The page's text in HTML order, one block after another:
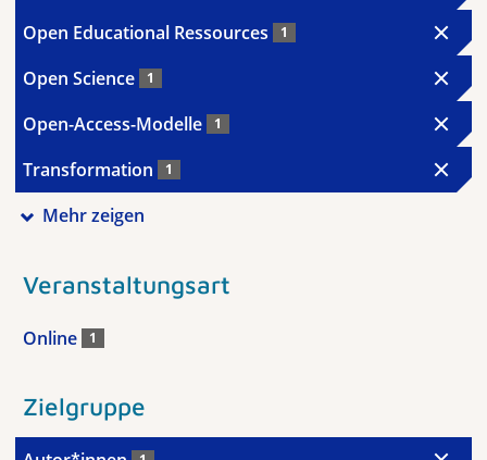
Open Educational Ressources 1
Open Science 1
Open-Access-Modelle 1
Transformation 1
Mehr zeigen
Veranstaltungsart
Online 1
Zielgruppe